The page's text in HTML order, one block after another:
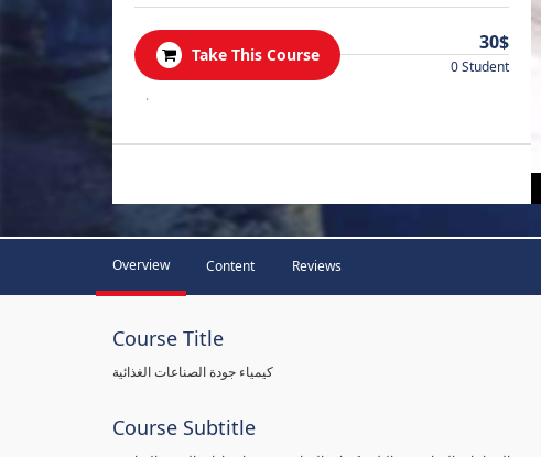
Take This Course
30$
0 Student
.
Overview Content Reviews
Course Title
كيمياء جودة الصناعات الغذائية
Course Subtitle